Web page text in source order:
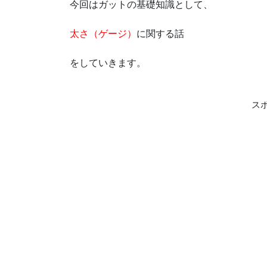
今回はガットの基礎知識として、
太さ（ゲージ） に関する話
をしていきます。
ス